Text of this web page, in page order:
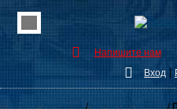
Напишите нам
Вход
Каталог Запчастей/запчасти Cummins/